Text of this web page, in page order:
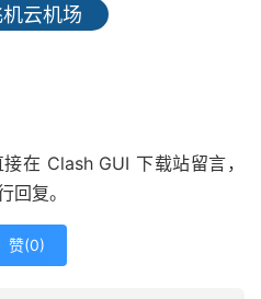
云机场
在 Clash GUI 下载站留言，
回复。
赞(0)